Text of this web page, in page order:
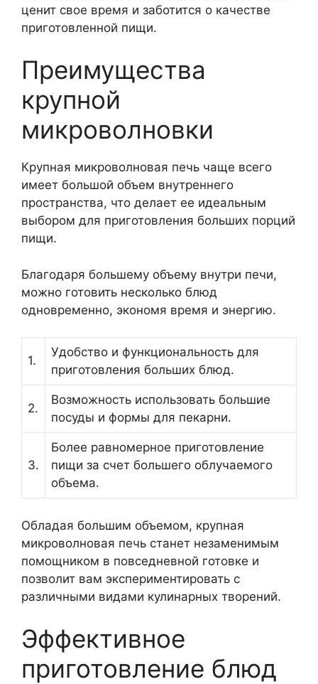
ценит свое время и заботится о качестве
приготовленной пищи.
Преимущества
крупной
микроволновки
Крупная микроволновая печь чаще всего
имеет большой объем внутреннего
пространства, что делает ее идеальным
выбором для приготовления больших порций
пищи.
Благодаря большему объему внутри печи,
можно готовить несколько блюд
одновременно, экономя время и энергию.
1.
Удобство и функциональность для
приготовления больших блюд.
2.
Возможность использовать большие
посуды и формы для пекарни.
3.
Более равномерное приготовление
пищи за счет большего облучаемого
объема.
Обладая большим объемом, крупная
микроволновая печь станет незаменимым
помощником в повседневной готовке и
позволит вам экспериментировать с
различными видами кулинарных творений.
Эффективное
приготовление блюд